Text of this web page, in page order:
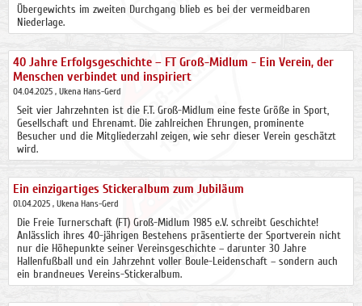
Übergewichts im zweiten Durchgang blieb es bei der vermeidbaren
Niederlage.
40 Jahre Erfolgsgeschichte – FT Groß-Midlum - Ein Verein, der
Menschen verbindet und inspiriert
04.04.2025 , Ukena Hans-Gerd
Seit vier Jahrzehnten ist die F.T. Groß-Midlum eine feste Größe in Sport,
Gesellschaft und Ehrenamt. Die zahlreichen Ehrungen, prominente
Besucher und die Mitgliederzahl zeigen, wie sehr dieser Verein geschätzt
wird.
Ein einzigartiges Stickeralbum zum Jubiläum
01.04.2025 , Ukena Hans-Gerd
Die Freie Turnerschaft (FT) Groß-Midlum 1985 e.V. schreibt Geschichte!
Anlässlich ihres 40-jährigen Bestehens präsentierte der Sportverein nicht
nur die Höhepunkte seiner Vereinsgeschichte – darunter 30 Jahre
Hallenfußball und ein Jahrzehnt voller Boule-Leidenschaft – sondern auch
ein brandneues Vereins-Stickeralbum.